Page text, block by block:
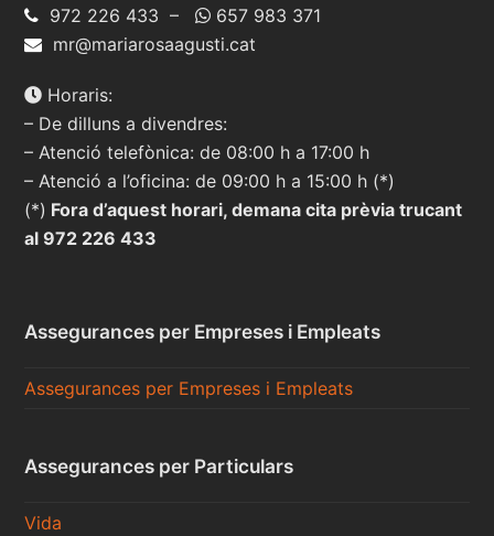
972 226 433 –
657 983 371
mr@mariarosaagusti.cat
Horaris:
– De dilluns a divendres:
– Atenció telefònica: de 08:00 h a 17:00 h
– Atenció a l’oficina: de 09:00 h a 15:00 h (*)
(*) Fora d’aquest horari, demana cita prèvia trucant
al 972 226 433
Assegurances per Empreses i Empleats
Assegurances per Empreses i Empleats
Assegurances per Particulars
Vida